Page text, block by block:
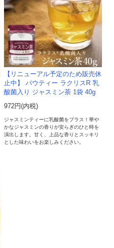
【リニューアル予定のため販売休
止中】 パウティー ラクリスR 乳
酸菌入り ジャスミン茶 1袋 40g
972円(内税)
ジャスミンティーに乳酸菌をプラス！華や
かなジャスミンの香りが安らぎのひと時を
演出します。甘く、上品な香りとスッキリ
とした味わいをお楽しみください。